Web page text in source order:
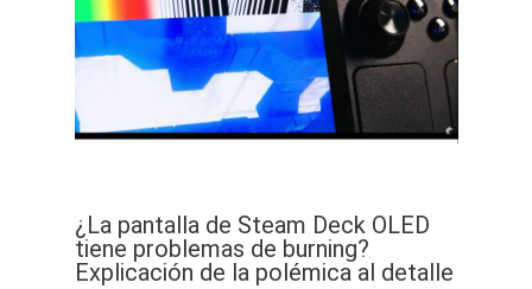
¿La pantalla de Steam Deck OLED
tiene problemas de burning?
Explicación de la polémica al detalle